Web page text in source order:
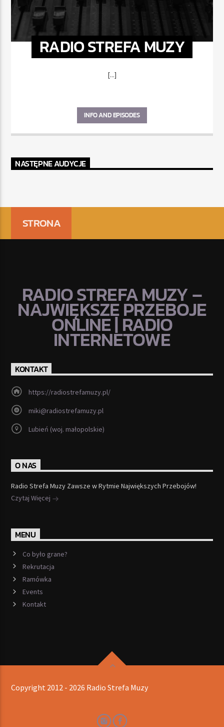
RADIO STREFA MUZY
[...]
INFO AND EPISODES
NASTĘPNE AUDYCJE
STRONA
RADIO STREFA MUZY –
NAJWIĘKSZE PRZEBOJE
ONLINE | RADIO
INTERNETOWE
KONTAKT
https://radiostrefamuzy.pl/
miki@radiostrefamuzy.pl
Lubień (woj. małopolskie)
O NAS
Radio Strefa Muzy Zawsze w Rytmie Największych Przebojów!
Czytaj Więcej
MENU
Co było grane?
Rekrutacja
Ramówka
Events
Kontakt
Copyright 2012 - 2026 Radio Strefa Muzy